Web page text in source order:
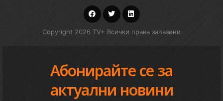
Copyright 2026 TV+ Всички права запазени
Абонирайте се за
актуални новини